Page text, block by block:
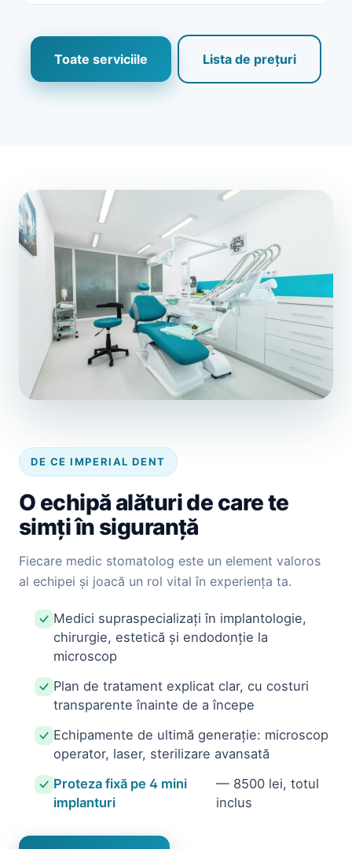
Toate serviciile Lista de prețuri
DE CE IMPERIAL DENT
O echipă alături de care te
simți în siguranță
Fiecare medic stomatolog este un element valoros
al echipei și joacă un rol vital în experiența ta.
Medici supraspecializați în implantologie,
chirurgie, estetică și endodonție la
microscop
Plan de tratament explicat clar, cu costuri
transparente înainte de a începe
Echipamente de ultimă generație: microscop
operator, laser, sterilizare avansată
Proteza fixă pe 4 mini
implanturi
— 8500 lei, totul
inclus